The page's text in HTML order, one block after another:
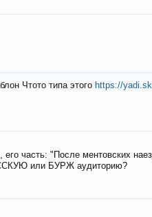
Чтото типа этого https://
часть: "После ментовских
или БУРЖ аудиторию?